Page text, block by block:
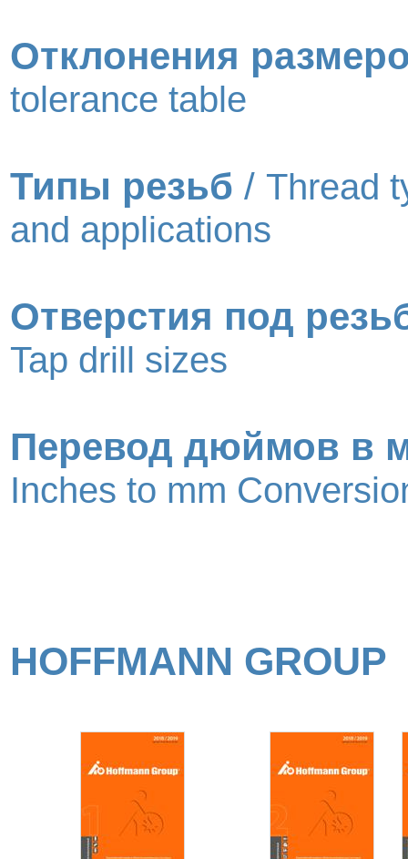
Отклонения
tolerance table
Типы резьб / Thread
and applications
Отверстия под
Tap drill sizes
Перевод дюймов в
Inches to mm
HOFFMANN GROUP